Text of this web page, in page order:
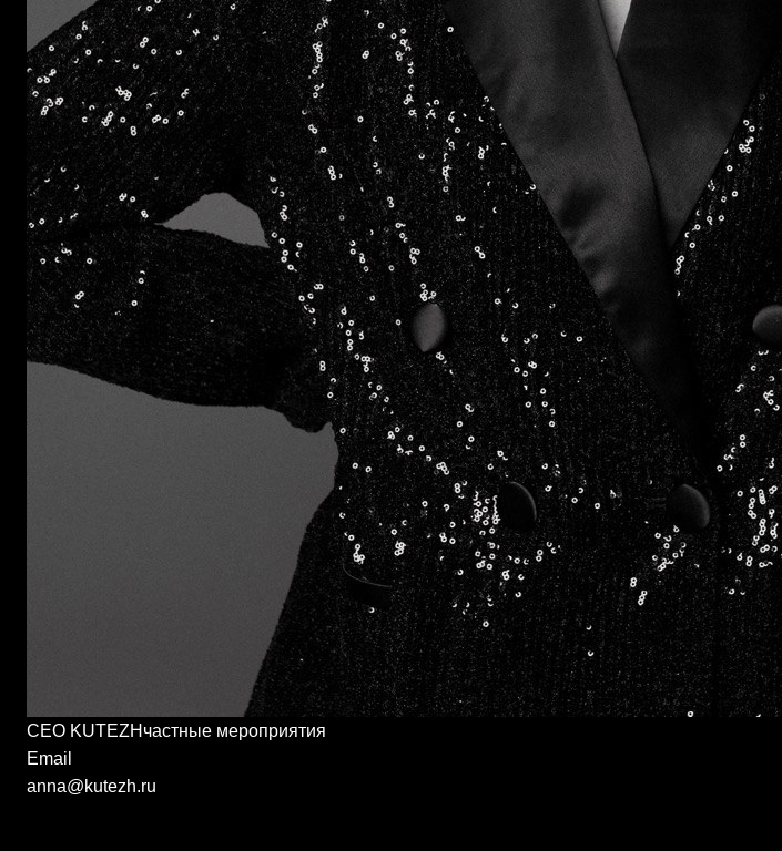
CEO KUTEZHчастные мероприятия
Email
anna@kutezh.ru